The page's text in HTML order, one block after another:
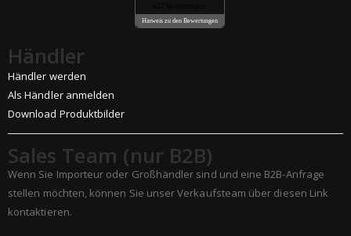
Hinweis zu den Bewertungen
Händler
Händler werden
Als Händler anmelden
Download Produktbilder
Sales Team (nur B2B)
Wenn Sie Importeur oder Großhändler sind und eine B2B-Anfrage
stellen möchten, können Sie unser Verkaufsteam über diesen Link
kontaktieren.